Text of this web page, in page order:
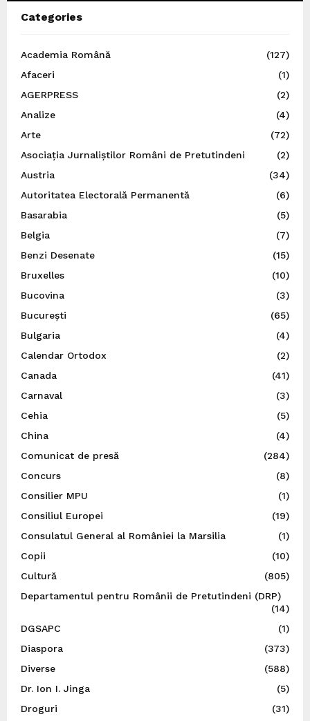
Categories
Academia Română
(127)
Afaceri
(1)
AGERPRESS
(2)
Analize
(4)
Arte
(72)
Asociația Jurnaliștilor Români de Pretutindeni
(2)
Austria
(34)
Autoritatea Electorală Permanentă
(6)
Basarabia
(5)
Belgia
(7)
Benzi Desenate
(15)
Bruxelles
(10)
Bucovina
(3)
București
(65)
Bulgaria
(4)
Calendar Ortodox
(2)
Canada
(41)
Carnaval
(3)
Cehia
(5)
China
(4)
Comunicat de presă
(284)
Concurs
(8)
Consilier MPU
(1)
Consiliul Europei
(19)
Consulatul General al României la Marsilia
(1)
Copii
(10)
Cultură
(805)
Departamentul pentru Românii de Pretutindeni (DRP)
(14)
DGSAPC
(1)
Diaspora
(373)
Diverse
(588)
Dr. Ion I. Jinga
(5)
Droguri
(31)